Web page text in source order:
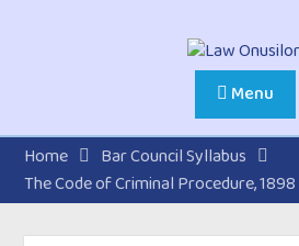
Menu
Home
Bar Council Syllabus
The Code of Criminal Procedure, 1898